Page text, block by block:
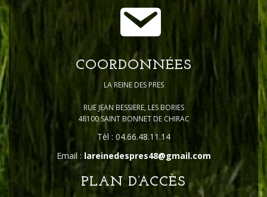
COORDONNÉES
LA REINE DES PRES
RUE JEAN BESSIERE, LES BORIES
48100 SAINT BONNET DE CHIRAC
Tèl : 04.66.48.11.14
Email : lareinedespres48@gmail.com
PLAN D’ACCÈS